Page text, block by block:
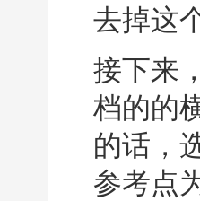
去掉这
接下来
档的的
的话，
参考点